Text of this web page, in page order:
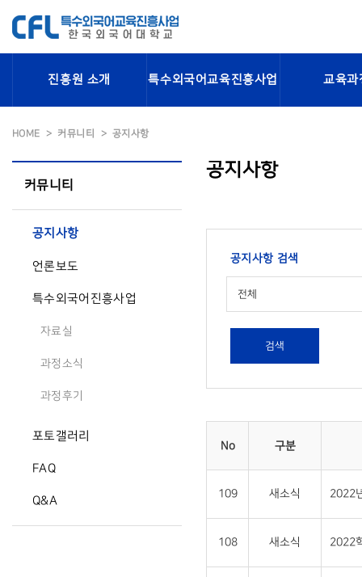
진흥원 소개 특수외국어교육진흥사업 교육과
HOME 커뮤니티 공지사항
커뮤니티
공지사항
언론보도
특수외국어진흥사업
자료실
과정소식
과정후기
포토갤러리
FAQ
Q&A
공지사항
공지사항 검색
전체
검색
No 구분
109 새소식 2022
108 새소식 2022